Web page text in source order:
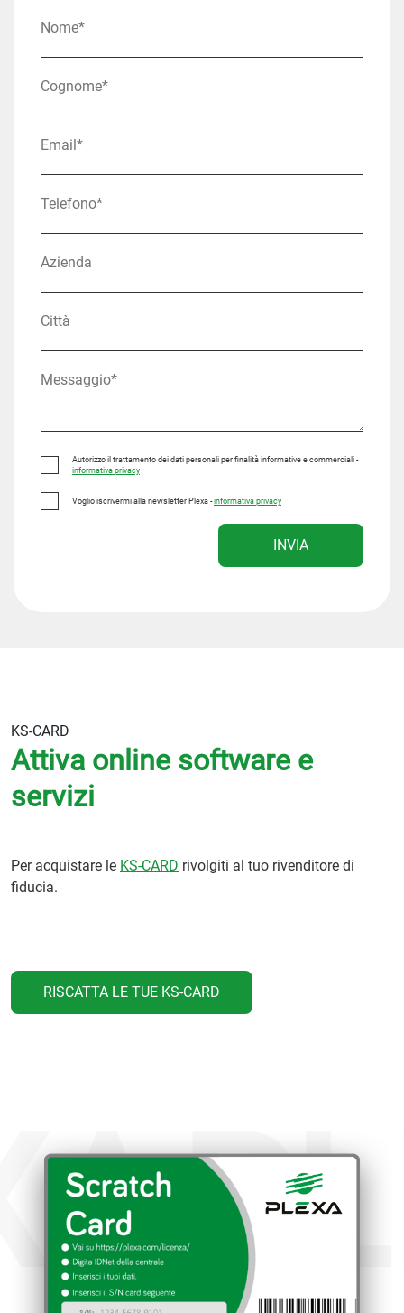
Autorizzo il trattamento dei dati personali per finalità informative e commerciali -
informativa privacy
Voglio iscrivermi alla newsletter Plexa -informativa privacy
INVIA
KS-CARD
Attiva online software e
servizi
Per acquistare le KS-CARD rivolgiti al tuo rivenditore di
fiducia.
RISCATTA LE TUE KS-CARD